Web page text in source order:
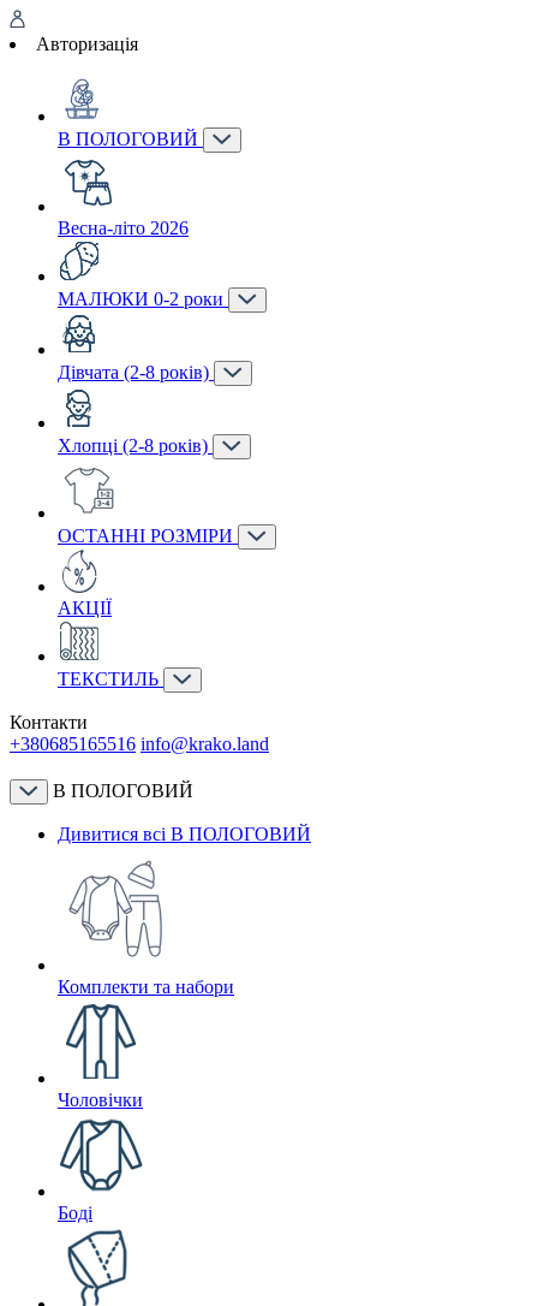
Авторизація
В ПОЛОГОВИЙ
Весна-літо 2026
МАЛЮКИ 0-2 роки
Дівчата (2-8 років)
Хлопці (2-8 років)
ОСТАННІ РОЗМІРИ
АКЦІЇ
ТЕКСТИЛЬ
Контакти
+380685165516 info@krako.land
В ПОЛОГОВИЙ
Дивитися всі В ПОЛОГОВИЙ
Комплекти та набори
Чоловічки
Боді